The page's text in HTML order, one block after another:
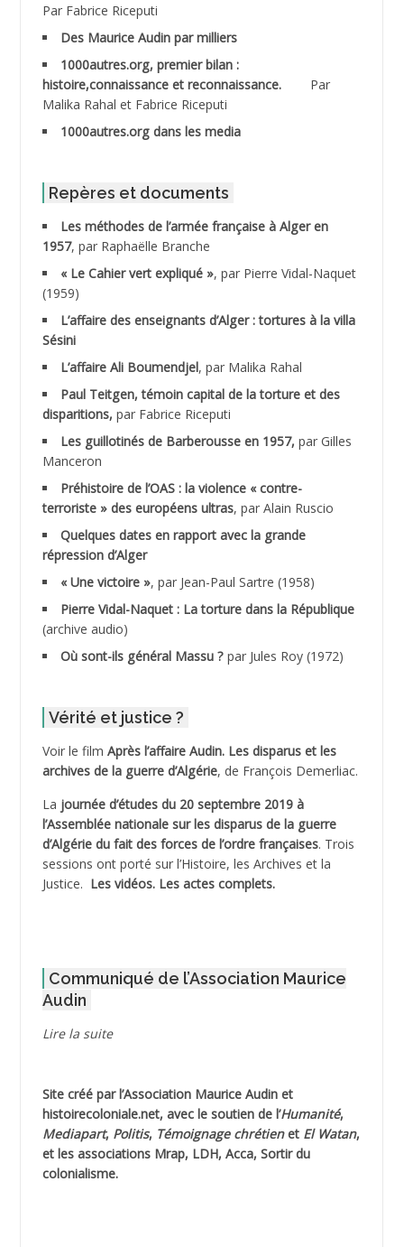
ABDESSELAMI Kouider
ABDESSLEM Ahmed dit le Coiffeur
ABDOUDOU
ABID Mohamed
ABNOUN Salah *
ACHACHE M.*
ACHLAF Ali
ADALMI
ADANE Ramdane *
ADDAD
ADDALA Boualem*
ADDANE
ADDECHE Rachid
ADELIOUAT Vve AIT SAADA
ADJANI Khaled
ADJAOUT
ADNI Mohamed Akli
ADOUL Arab *
AGOULMINE
AHLOUCHE Mabrouk *
AIBLIED Ahmed
Par Fabrice Riceputi
Des Maurice Audin par milliers
1000autres.org, premier bilan :
histoire,connaissance et reconnaissance.
Par
Malika Rahal et Fabrice Riceputi
1000autres.org dans les media
Repères et documents
Les méthodes de l’armée française à Alger en
1957, par Raphaëlle Branche
« Le Cahier vert expliqué », par Pierre Vidal-Naquet
(1959)
L’affaire des enseignants d’Alger : tortures à la villa
Sésini
L’affaire Ali Boumendjel, par Malika Rahal
Paul Teitgen, témoin capital de la torture et des
disparitions, par Fabrice Riceputi
Les guillotinés de Barberousse en 1957, par Gilles
Manceron
Préhistoire de l’OAS : la violence « contre-
terroriste » des européens ultras, par Alain Ruscio
Quelques dates en rapport avec la grande
répression d’Alger
« Une victoire », par Jean-Paul Sartre (1958)
Pierre Vidal-Naquet : La torture dans la République
(archive audio)
Où sont-ils général Massu ? par Jules Roy (1972)
Vérité et justice ?
Voir le film Après l’affaire Audin. Les disparus et les
archives de la guerre d’Algérie, de François Demerliac.
La journée d’études du 20 septembre 2019 à
l’Assemblée nationale sur les disparus de la guerre
d’Algérie du fait des forces de l’ordre françaises. Trois
sessions ont porté sur l’Histoire, les Archives et la
Justice. Les vidéos. Les actes complets.
Communiqué de l’Association Maurice
Audin
Lire la suite
Site créé par l’Association Maurice Audinet
histoirecoloniale.net, avec le soutien de l’Humanité,
Mediapart, Politis, Témoignage chrétienet El Watan,
et les associations Mrap, LDH, Acca, Sortir du
colonialisme.